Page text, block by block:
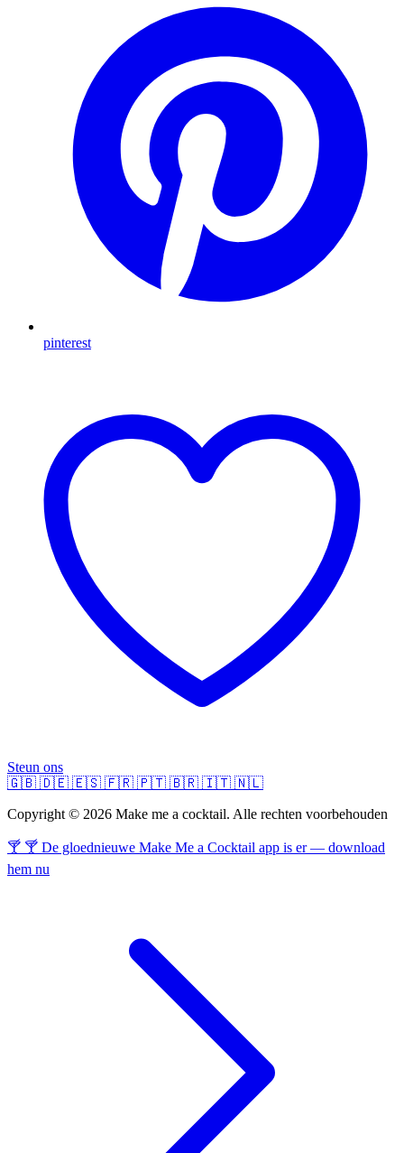
pinterest
Steun ons
🇬🇧 🇩🇪 🇪🇸 🇫🇷 🇵🇹 🇧🇷 🇮🇹 🇳🇱
Copyright © 2026 Make me a cocktail. Alle rechten voorbehouden
🍸 🍸 De gloednieuwe Make Me a Cocktail app is er — download
hem nu